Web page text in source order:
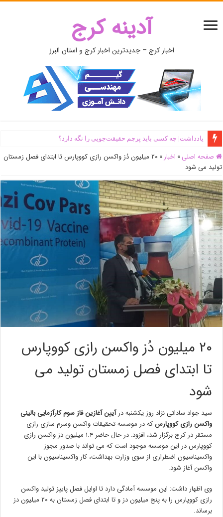
آدینه کرج
اخبار کرج – جدیدترین اخبار کرج و استان البرز
یادداشت| ‌چه کسی باید پرچم حقیقت‌جویی را نگه دارد؟
صفحه اصلی » اخبار »
۲۰ میلیون دُز واکسن رازی کووپارس تا ابتدای فصل زمستان
تولید می شود
۲۰ میلیون دُز واکسن رازی کووپارس
تا ابتدای فصل زمستان تولید می
شود
سید جواد ساداتی نژاد روز یکشنبه درآیین آغازین فاز سوم کارآزمایی بالینی
واکسن رازی کووپارسکه در موسسه تحقیقات واکسن وسرم سازی رازی
مستقر در کرج برگزار شد، افزود: در حال حاضر ۱.۴ میلیون دز واکسن رازی
کووپارس در این موسسه موجود است که می تواند با صدور مجوز
واکسیناسیون اضطراری از سوی وزارت بهداشت، کار واکسیناسیون با این
واکسن آغاز شود.
وی اظهار داشت: این موسسه آمادگی دارد تا اوایل فصل پاییز تولید واکسن
رازی کووپارس را به پنج میلیون دز و تا ابتدای فصل زمستان به ۲۰ میلیون دز
برساند.